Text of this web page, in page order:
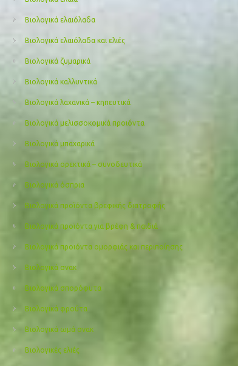
Βιολογικά ελαιόλαδα
Βιολογικά ελαιόλαδα και ελιές
Βιολογικά ζυμαρικά
Βιολογικά καλλυντικά
Βιολογικά λαχανικά – κηπευτικά
Βιολογικά μελισσοκομικά προιόντα
Βιολογικά μπαχαρικά
Βιολογικά ορεκτικά – συνοδευτικά
Βιολογικά όσπρια
Βιολογικά προϊόντα βρεφικής διατροφής
Βιολογικά προϊόντα για βρέφη & παιδιά
Βιολογικά προιόντα ομορφιάς και περιποίησης
Βιολογικά σνακ
Βιολογικά σπορόφυτα
Βιολογικά φρούτα
Βιολογικά ωμά σνακ
Βιολογικές ελιές